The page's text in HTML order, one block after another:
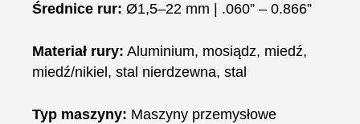
Średnice rur: Ø1,5–22 mm | .060” – 0.866”
Materiał rury: Aluminium, mosiądz, miedź,
miedź/nikiel, stal nierdzewna, stal
Typ maszyny: Maszyny przemysłowe